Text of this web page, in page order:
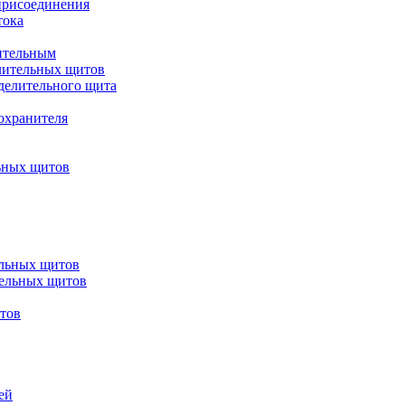
щитов
щита
щитов
щитов
щитов